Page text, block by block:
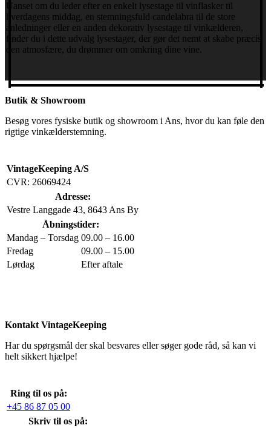
Uanset om du leder efter en enkelt lysestage til vinflasker til
hverdagens middag, en stemningsfuld candelabra til de store
anledninger eller en anden dekorativ lysestage til vinkælderen,
finder du i dette udvalg lysestager, der gør det nemt at skabe præcis
den atmosfære, du drømmer om omkring dine vine.
Butik & Showroom
Besøg vores fysiske butik og showroom i Ans, hvor du kan føle den
rigtige vinkælderstemning.
VintageKeeping A/S
CVR: 26069424
Adresse:
Vestre Langgade 43, 8643 Ans By
Åbningstider:
Mandag – Torsdag 09.00 – 16.00
Fredag
09.00 – 15.00
Lørdag
Efter aftale
Kontakt VintageKeeping
Har du spørgsmål der skal besvares eller søger gode råd, så kan vi
helt sikkert hjælpe!
Ring til os på:
+45 86 87 05 00
Skriv til os på: